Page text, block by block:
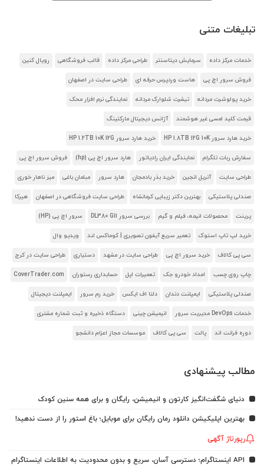
تبلیغات متنی
خدمات مرکز داده سرمایش دیتاسنتر طراحی مرکز داده قالب فروشگاهی رویال کنین
فروش سرور اچ پی هاست وردپرس حرفه ای طراحی سایت در اصفهان
خرید پولوشرت مردانه تیشرت شلوارک مردانه نمایندگی نرم افزار محک
قیمت کلید لمسی غیر هوشمند آژانس دیجیتال مارکتینگ
خرید هارد سرور HP 1.8TB 12G 10K خرید هارد سرور HP 1.2TB 10K 12G
سفارش ربات تلگرام نمایندگی ایران رادیاتور هارد سرور اچ پی (hp) فروش سرور اچ پی
طراحی سایت آنریل انجین خرید بذر بادمجان هارد سرور مبلمان باغی میز ناهار خوری
صندلی پلاستیکی بهترین دکتر زیبایی کرمانشاه طراحی سایت فروشگاهی در اصفهان هیرکا
پرینت محصولات انیمه، فیلم و گیم بررسی سرور DL380 G11 سرور اچ پی (HP)
خرید لپ تاپ استوک تعمیر سریع آیفون تصویری | کوماکس لند ویدیو وال
سی پی کالاف خرید سرور اچ پی طراحی سایت در مشهد دستیاری طراحی سایت در کرج
چاپ روی چسب امداد خودرو جک تعمیرات اپل حسابداری رستوران CoverTrader.com
صندلی پلاستیکی ایمپلنت دندان دلتا اف ایکس خرید رم سرور ایمپلنت دیجیتال
خدمات DevOps مدیریت سرور انیمیشن چینی دستگاه ذخیره و ثبت شماره مشتری
دوره فرانت اند پالت سی پی کالاف موسسات مجاز اعزام دانشجو
مطالب پیشنهادی
دنیای شگفت‌انگیز کارتون و انیمیشن، رایگان و برای همه سنین کودک
بهترین اپلیکیشن دانلود رمان رایگان برای موبایل؛ باغ استور را از دست ندهید!
رپورتاژ آگهی
API اینستاگرام؛ دسترسی آسان، سریع و بدون محدودیت به اطلاعات اینستاگرام